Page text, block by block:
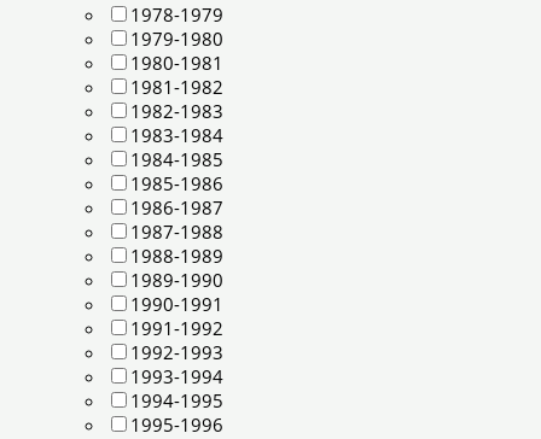
1978-1979
1979-1980
1980-1981
1981-1982
1982-1983
1983-1984
1984-1985
1985-1986
1986-1987
1987-1988
1988-1989
1989-1990
1990-1991
1991-1992
1992-1993
1993-1994
1994-1995
1995-1996